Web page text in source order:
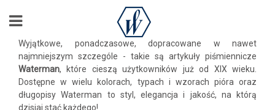
Wyjątkowe, ponadczasowe, dopracowane w nawet
najmniejszym szczególe - takie są artykuły piśmiennicze
Waterman, które cieszą użytkowników już od XIX wieku.
Dostępne w wielu kolorach, typach i wzorach pióra oraz
długopisy Waterman to styl, elegancja i jakość, na którą
dzisiaj stać każdego!